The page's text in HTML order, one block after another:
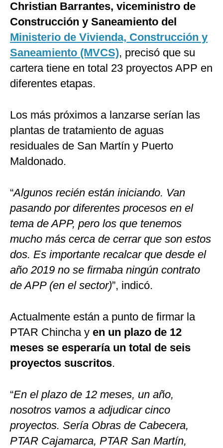
Christian Barrantes, viceministro de
Construcción y Saneamiento del
Ministerio de Vivienda, Construcción y
Saneamiento (MVCS), precisó que su
cartera tiene en total 23 proyectos APP en
diferentes etapas.
Los más próximos a lanzarse serían las
plantas de tratamiento de aguas
residuales de San Martín y Puerto
Maldonado.
“Algunos recién están iniciando. Van
pasando por diferentes procesos en el
tema de APP, pero los que tenemos
mucho más cerca de cerrar que son estos
dos. Es importante recalcar que desde el
año 2019 no se firmaba ningún contrato
de APP (en el sector)”, indicó.
Actualmente están a punto de firmar la
PTAR Chincha y en un plazo de 12
meses se esperaría un total de seis
proyectos suscritos.
“En el plazo de 12 meses, un año,
nosotros vamos a adjudicar cinco
proyectos. Sería Obras de Cabecera,
PTAR Cajamarca, PTAR San Martín,